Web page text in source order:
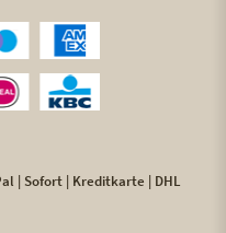
| Sofort | Kreditkarte | DHL